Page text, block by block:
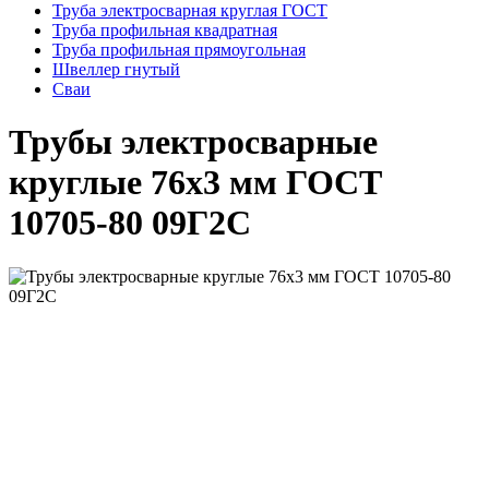
Труба электросварная круглая ГОСТ
Труба профильная квадратная
Труба профильная прямоугольная
Швеллер гнутый
Сваи
Трубы электросварные
круглые 76x3 мм ГОСТ
10705-80 09Г2С